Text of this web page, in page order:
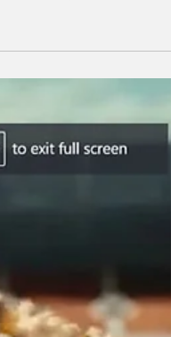
कार्यक्रम